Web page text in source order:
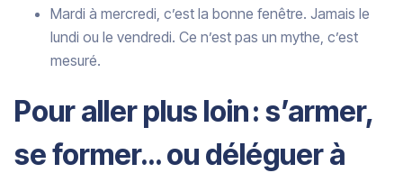
Mardi à mercredi, c’est la bonne fenêtre. Jamais le
lundi ou le vendredi. Ce n’est pas un mythe, c’est
mesuré.
Pour aller plus loin : s’armer,
se former… ou déléguer à